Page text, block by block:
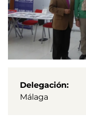
Delegación
Málaga